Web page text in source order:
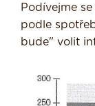
Podívejme
podle
bude" volit